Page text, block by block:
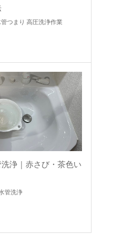
つまり 高圧洗浄作業
浄｜赤さび・茶色い
管洗浄